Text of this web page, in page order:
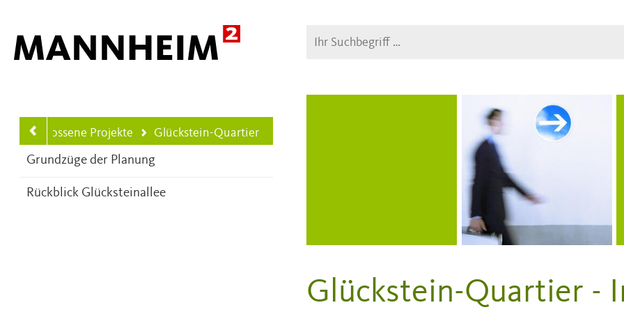
Suche
Abgeschlossene Projekte
Ihre aktuelle Position ist
Glückstein-Quartier
Grundzüge der Planung
Rückblick Glücksteinallee
Glückstein-Quartier -